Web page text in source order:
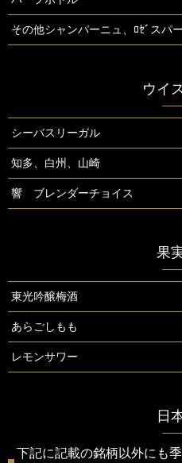
その他シャンパーニュ、ﾛｾﾞスパ
ウイ
シーバスリーガル
知多、白州、山崎
響 ブレンダーチョイス
果
東光吟醸梅酒
あらごしもも
レモンサワー
日
下記に記載の銘柄以外にも